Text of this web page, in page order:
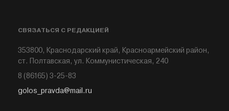
СВЯЗАТЬСЯ С РЕДАКЦИЕЙ
353800, Краснодарский край, Красноармейский район,
ст. Полтавская, ул. Коммунистическая, 240
8 (86165) 3-25-83
golos_pravda@mail.ru